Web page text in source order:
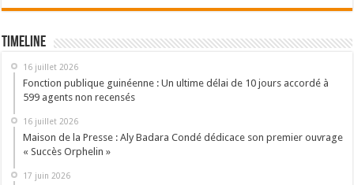
Timeline
16 juillet 2026
Fonction publique guinéenne : Un ultime délai de 10 jours accordé à
599 agents non recensés
16 juillet 2026
Maison de la Presse : Aly Badara Condé dédicace son premier ouvrage
« Succès Orphelin »
17 juin 2026